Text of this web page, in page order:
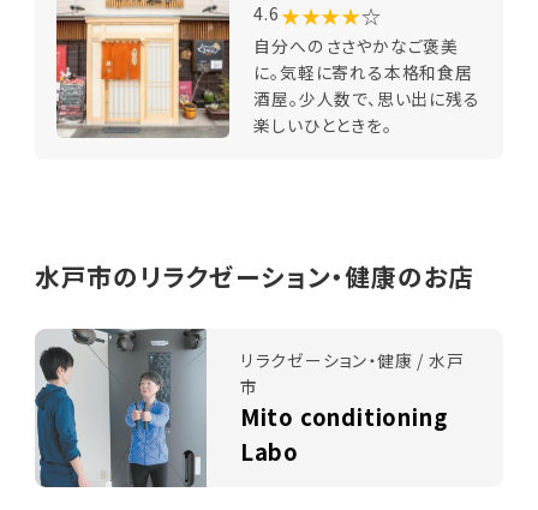
4.6 ★★★★☆
自分へのささやかなご褒美
に。気軽に寄れる本格和食居
酒屋。少人数で、思い出に残る
楽しいひとときを。
水戸市のリラクゼーション・健康のお店
リラクゼーション・健康 / 水戸
市
Mito conditioning
Labo